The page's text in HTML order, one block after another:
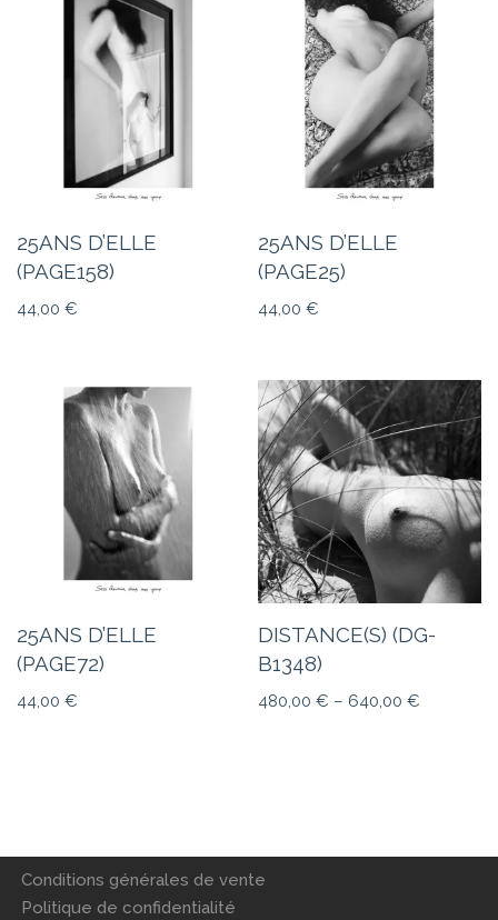
25ANS D’ELLE
(PAGE158)
44,00 €
25ANS D’ELLE
(PAGE25)
44,00€
25ANS D’ELLE
(PAGE72)
44,00 €
DISTANCE(S) (DG-
B1348)
480,00€ – 640,00€
Conditions générales de vente
Politique de confidentialité